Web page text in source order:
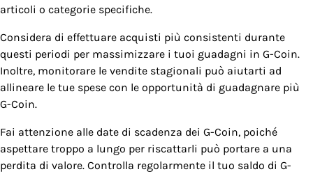
articoli o categorie specifiche.
Considera di effettuare acquisti più consistenti durante
questi periodi per massimizzare i tuoi guadagni in G-Coin.
Inoltre, monitorare le vendite stagionali può aiutarti ad
allineare le tue spese con le opportunità di guadagnare più
G-Coin.
Fai attenzione alle date di scadenza dei G-Coin, poiché
aspettare troppo a lungo per riscattarli può portare a una
perdita di valore. Controlla regolarmente il tuo saldo di G-